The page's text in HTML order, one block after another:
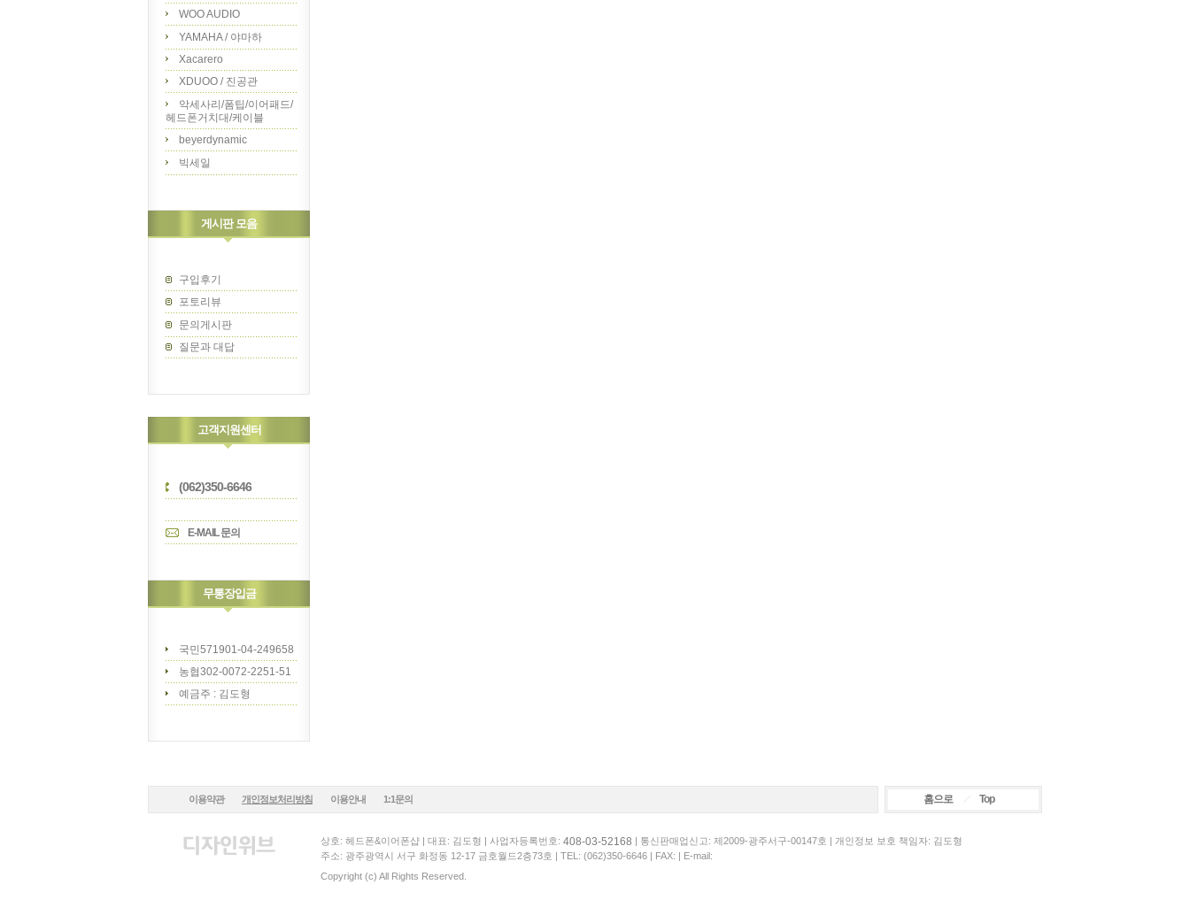
WOO AUDIO
YAMAHA / 야마하
Xacarero
XDUOO / 진공관
악세사리/폼팁/이어패드/
헤드폰거치대/케이블
beyerdynamic
빅세일
게시판 모음
구입후기
포토리뷰
문의게시판
질문과 대답
고객지원센터
(062)350-6646
E-MAIL 문의
무통장입금
국민571901-04-249658
농협302-0072-2251-51
예금주 : 김도형
이용약관 개인정보처리방침 이용안내 1:1문의 홈으로 Top
상호: 헤드폰&이어폰샵 | 대표: 김도형 | 사업자등록번호: 408-03-52168 | 통신판매업신고: 제2009-광주서구-00147호 | 개인정보 보호 책임자: 김도형
주소: 광주광역시 서구 화정동 12-17 금호월드2층73호 | TEL: (062)350-6646 | FAX: | E-mail:
Copyright (c) All Rights Reserved.